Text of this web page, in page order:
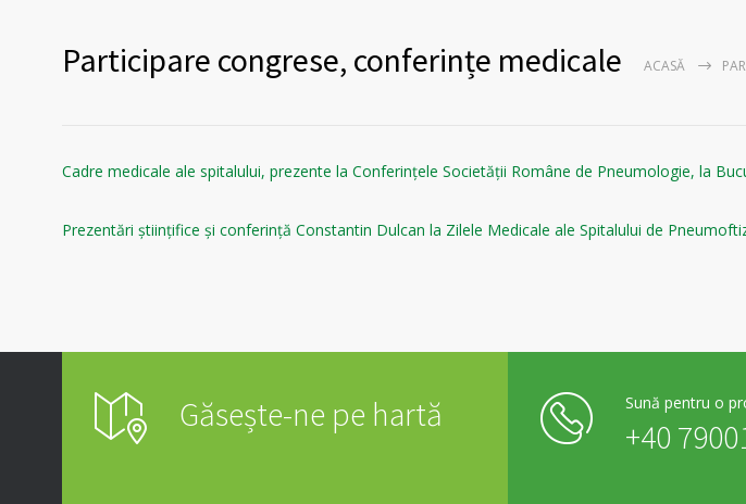
Participare congrese, conferințe medicale ACASĂ
Cadre medicale ale spitalului, prezente la Conferințele Societății Române de Pneumologie, la
Prezentări științifice și conferință Constantin Dulcan la Zilele Medicale ale Spitalului de
Găsește-ne pe hartă Sună pentru o
+40